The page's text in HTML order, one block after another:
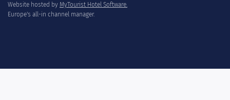
Website hosted by MyTourist Hotel Software.
Europe's all-in channel manager.